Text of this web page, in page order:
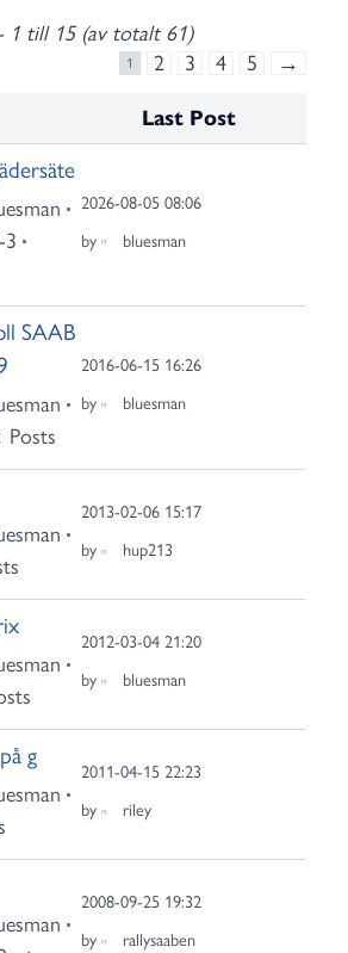
1 till 15 (av totalt 61)
1 2 3 4 5 →
Last Post
2026-08-05 08:06
by
bluesman
SAAB
Posts
2016-06-15 16:26
by
bluesman
2013-02-06 15:17
by
hup213
2012-03-04 21:20
by
bluesman
g
2011-04-15 22:23
by
riley
2008-09-25 19:32
by
rallysaaben